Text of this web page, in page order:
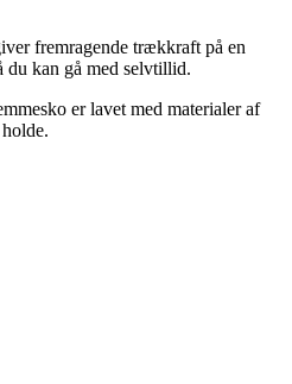
fremragende trækkraft på en
kan gå med selvtillid.
er lavet med materialer af